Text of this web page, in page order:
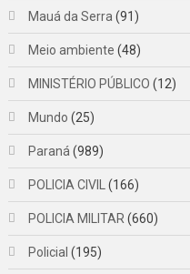
Mauá da Serra (91)
Meio ambiente (48)
MINISTÉRIO PÚBLICO (12)
Mundo (25)
Paraná (989)
POLICIA CIVIL (166)
POLICIA MILITAR (660)
Policial (195)